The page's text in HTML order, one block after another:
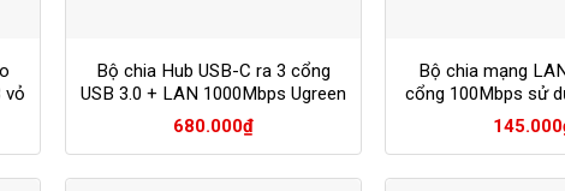
vỏ
Bộ chia Hub USB-C ra 3 cổng
USB 3.0 + LAN 1000Mbps Ugreen
60718
680.000₫
Bộ chia mạng
cổng 100Mbps sử
145.000